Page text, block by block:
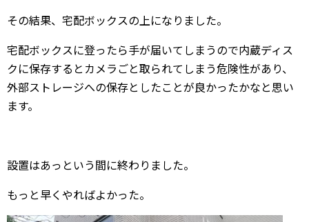
その結果、宅配ボックスの上になりました。
宅配ボックスに登ったら手が届いてしまうので内蔵ディス
クに保存するとカメラごと取られてしまう危険性があり、
外部ストレージへの保存としたことが良かったかなと思い
ます。
設置はあっという間に終わりました。
もっと早くやればよかった。